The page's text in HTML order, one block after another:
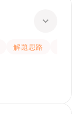
解題思路